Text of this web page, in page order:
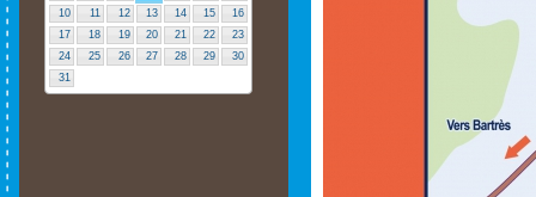
10
11 12 13 14 15
16
17
18 19 20 21 22
23
24
25 26 27 28 29
30
31